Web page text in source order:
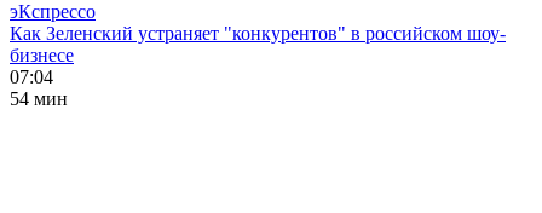
эКспрессо
Как Зеленский устраняет "конкурентов" в российском шоу-
бизнесе
07:04
54 мин